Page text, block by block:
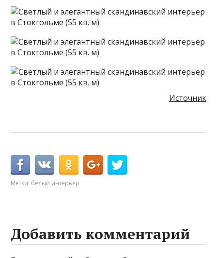
Источник
Метки: белый интерьер
Добавить комментарий